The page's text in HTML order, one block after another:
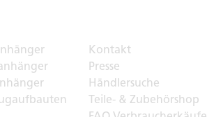
Kontakt
Presse
Händlersuche
Teile- & Zubehörshop